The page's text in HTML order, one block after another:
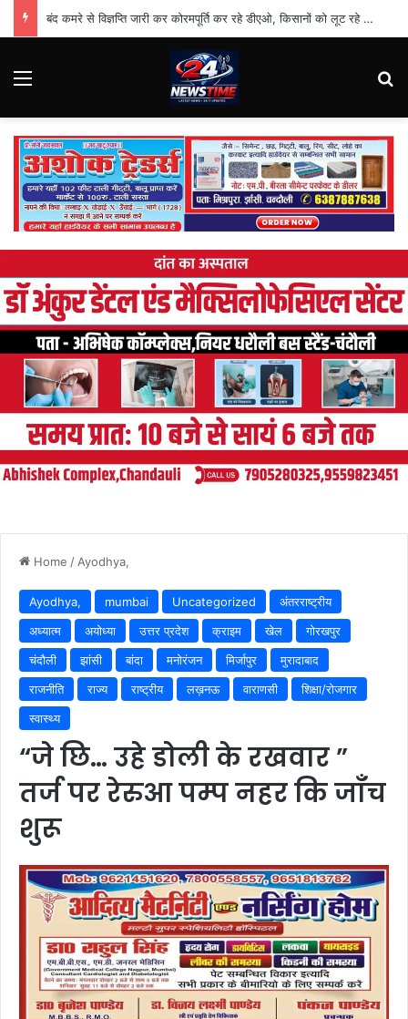
बंद कमरे से विज्ञप्ति जारी कर कोरमपूर्ति कर रहे डीएओ, किसानों को लूट रहे निजी दुकानदार
Menu
Home / Ayodhya,
Ayodhya, mumbai Uncategorized
अंतरराष्ट्रीय
अध्यात्म
अयोध्या उत्तर प्रदेश क्राइम खेल
गोरखपुर
चंदौली
झांसी बांदा मनोरंजन मिर्जापुर
मुरादाबाद
राजनीति
राज्य राष्ट्रीय लख़नऊ वाराणसी
शिक्षा/रोजगार
स्वास्थ्य
“जे छि… उहे डोली के रखवार ”
तर्ज पर रेरुआ पम्प नहर कि जाँच
शुरू